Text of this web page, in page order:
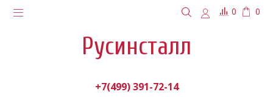
0 0
Русинсталл
+7(499) 391-72-14